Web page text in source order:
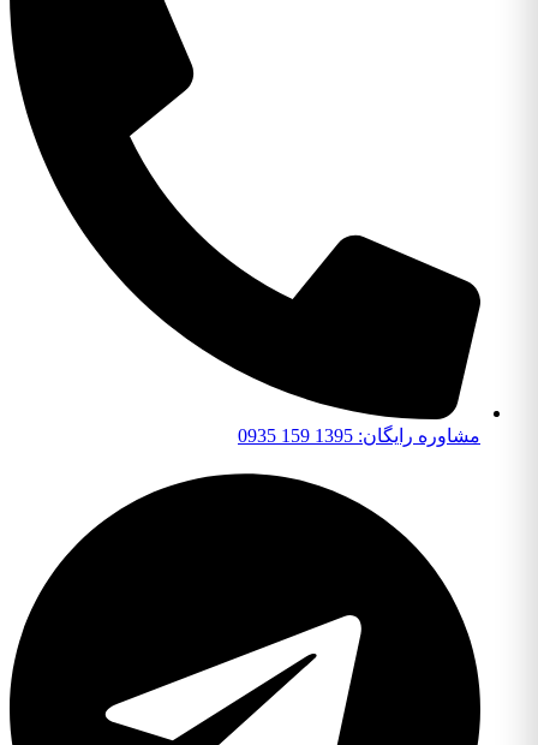
مشاوره رایگان: 1395 159 0935